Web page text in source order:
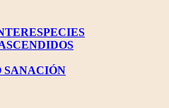
SANACIÓN